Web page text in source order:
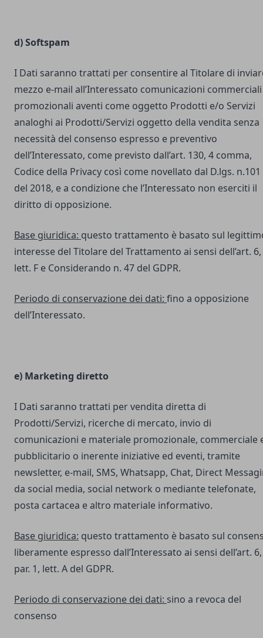
d) Softspam
I Dati saranno trattati per consentire al Titolare di
mezzo e-mail all’Interessato comunicazioni
promozionali aventi come oggetto Prodotti e/o Servizi
analoghi ai Prodotti/Servizi oggetto della vendita senza
necessità del consenso espresso e preventivo
dell’Interessato, come previsto dall’art. 130, 4 comma,
Codice della Privacy così come novellato dal D.lgs. n.101
del 2018, e a condizione che l’Interessato non eserciti il
diritto di opposizione.
Base giuridica: questo trattamento è basato sul
interesse del Titolare del Trattamento ai sensi dell’art. 6,
lett. F e Considerando n. 47 del GDPR.
Periodo di conservazione dei dati: fino a opposizione
dell’Interessato.
e) Marketing diretto
I Dati saranno trattati per vendita diretta di
Prodotti/Servizi, ricerche di mercato, invio di
comunicazioni e materiale promozionale, commerciale
pubblicitario o inerente iniziative ed eventi, tramite
newsletter, e-mail, SMS, Whatsapp, Chat, Direct
da social media, social network o mediante telefonate,
posta cartacea e altro materiale informativo.
Base giuridica: questo trattamento è basato sul
liberamente espresso dall’Interessato ai sensi dell’art. 6,
par. 1, lett. A del GDPR.
Periodo di conservazione dei dati: sino a revoca del
consenso